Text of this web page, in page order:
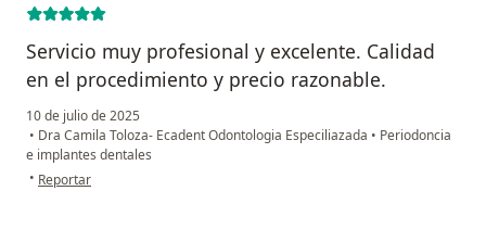
Servicio muy profesional y excelente. Calidad
en el procedimiento y precio razonable.
10 de julio de 2025
• Dra Camila Toloza- Ecadent Odontologia Especiliazada • Periodoncia
e implantes dentales
• en opinión del usuario Ramon Alberto
Reportar